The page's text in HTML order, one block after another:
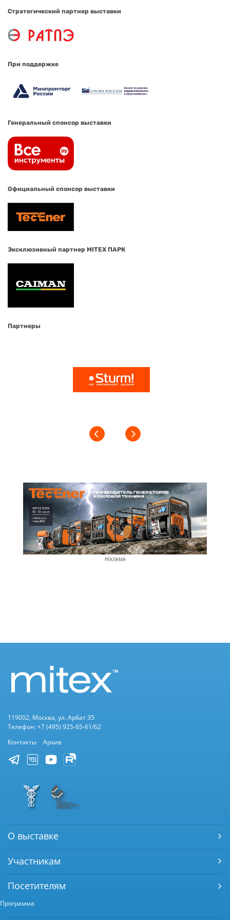
Стратегический партнер выставки
При поддержке
Генеральный спонсор выставки
Официальный спонсор выставки
Эксклюзивный партнер MITEX ПАРК
Партнеры
РЕКЛАМА
119002, Москва, ул. Арбат 35
Телефон: +7 (495) 925-65-61/62
Контакты
Архив
О выставке
Участникам
Посетителям
Программа